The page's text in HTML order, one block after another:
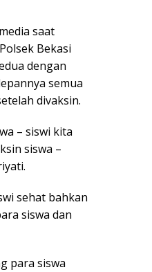
saat
Bekasi
dengan
semua
divaksin.
– siswi kita
siswa –
sehat bahkan
siswa dan
para siswa